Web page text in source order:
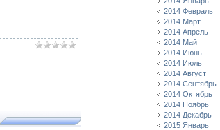
2014 Февраль
2014 Март
2014 Апрель
2014 Май
2014 Июнь
2014 Июль
2014 Август
2014 Сентябрь
2014 Октябрь
2014 Ноябрь
2014 Декабрь
2015 Январь